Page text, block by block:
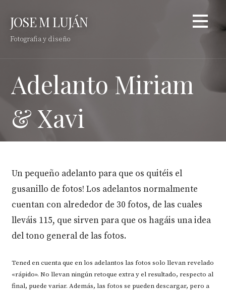
contenido
JOSE M LUJÁN
Fotografia y diseño
Adelanto Miriam
& Xavi
Un pequeño adelanto para que os quitéis el
gusanillo de fotos! Los adelantos normalmente
cuentan con alrededor de 30 fotos, de las cuales
lleváis 115, que sirven para que os hagáis una idea
del tono general de las fotos.
Tened en cuenta que en los adelantos las fotos solo llevan revelado
«rápido». No llevan ningún retoque extra y el resultado, respecto al
final, puede variar. Además, las fotos se pueden descargar, pero a